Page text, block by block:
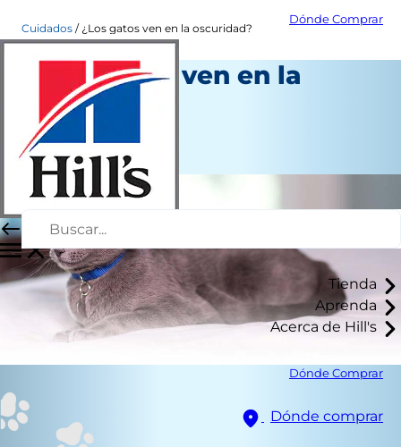
Dónde Comprar
Tienda
Aprenda
Acerca de Hill's
Dónde Comprar
Dónde comprar
Cuidados ¿Los gatos ven en la oscuridad?
¿Los gatos ven en la
oscuridad?
Salud
Autor del personal